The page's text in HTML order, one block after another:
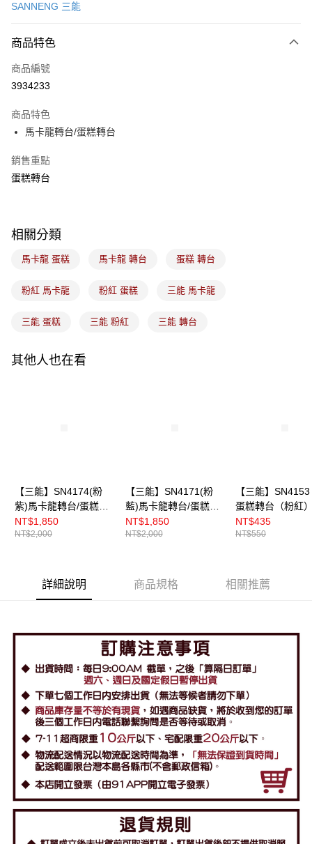
Apple Pay
悠遊付
全盈+PAY
運送方式
免運費
SANNENG 三能
商品特色
商品編號
3934233
商品特色
馬卡龍轉台/蛋糕轉台
銷售重點
蛋糕轉台
相關分類
馬卡龍 蛋糕 馬卡龍 轉台 蛋糕 轉台
粉紅 馬卡龍 粉紅 蛋糕 三能 馬卡龍
三能 蛋糕 三能 粉紅 三能 轉台
其他人也在看
【三能】SN4174(粉
紫)馬卡龍轉台/蛋糕轉
台
NT$1,850
NT$2,000
【三能】SN4171(粉
藍)馬卡龍轉台/蛋糕轉
台
NT$1,850
NT$2,000
【三能】
蛋糕轉台（粉紅
NT$435
NT$550
詳細說明 商品規格 相關推薦